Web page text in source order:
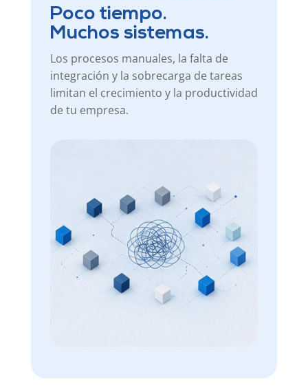
Poco tiempo.
Muchos sistemas.
Los procesos manuales, la falta de
integración y la sobrecarga de tareas
limitan el crecimiento y la productividad
de tu empresa.